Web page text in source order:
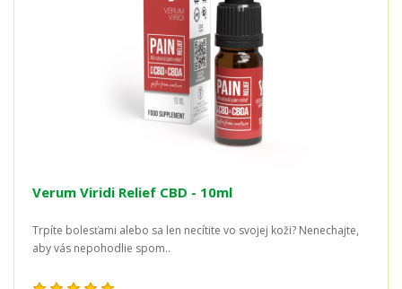
Verum Viridi Relief CBD - 10ml
Trpíte bolesťami alebo sa len necítite vo svojej koži? Nenechajte,
aby vás nepohodlie spom..